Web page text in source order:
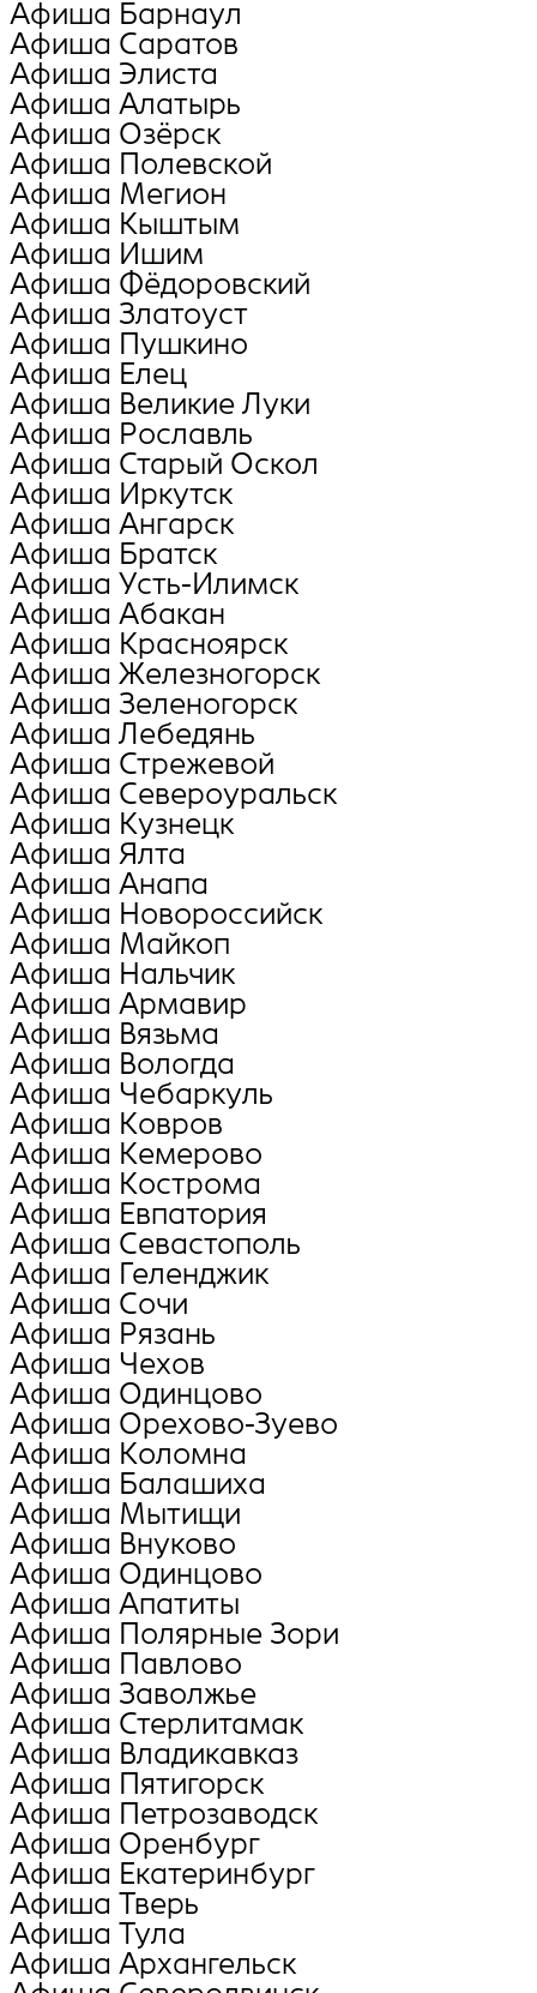
Афиша Барнаул
Афиша Саратов
Афиша Элиста
Афиша Алатырь
Афиша Озёрск
Афиша Полевской
Афиша Мегион
Афиша Кыштым
Афиша Ишим
Афиша Фёдоровский
Афиша Златоуст
Афиша Пушкино
Афиша Елец
Афиша Великие Луки
Афиша Рославль
Афиша Старый Оскол
Афиша Иркутск
Афиша Ангарск
Афиша Братск
Афиша Усть-Илимск
Афиша Абакан
Афиша Красноярск
Афиша Железногорск
Афиша Зеленогорск
Афиша Лебедянь
Афиша Стрежевой
Афиша Североуральск
Афиша Кузнецк
Афиша Ялта
Афиша Анапа
Афиша Новороссийск
Афиша Майкоп
Афиша Нальчик
Афиша Армавир
Афиша Вязьма
Афиша Вологда
Афиша Чебаркуль
Афиша Ковров
Афиша Кемерово
Афиша Кострома
Афиша Евпатория
Афиша Севастополь
Афиша Геленджик
Афиша Сочи
Афиша Рязань
Афиша Чехов
Афиша Одинцово
Афиша Орехово-Зуево
Афиша Коломна
Афиша Балашиха
Афиша Мытищи
Афиша Внуково
Афиша Oдинцово
Афиша Апатиты
Афиша Полярные Зори
Афиша Павлово
Афиша Заволжье
Афиша Стерлитамак
Афиша Владикавказ
Афиша Пятигорск
Афиша Петрозаводск
Афиша Оренбург
Афиша Екатеринбург
Афиша Тверь
Афиша Тула
Афиша Архангельск